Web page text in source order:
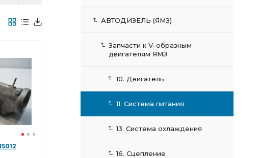
АВТОДИЗЕЛЬ (ЯМЗ)
Запчасти к V-образным
двигателям ЯМЗ
10. Двигатель
11. Система питания
13. Система охлаждения
16. Сцепление